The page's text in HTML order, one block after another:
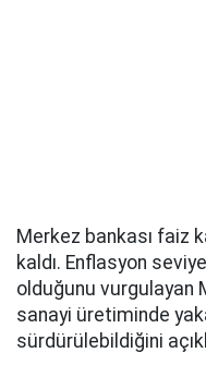
Merkez bankası faiz
kaldı. Enflasyon
olduğunu vurgulayan
sanayi üretiminde
sürdürülebildiğini